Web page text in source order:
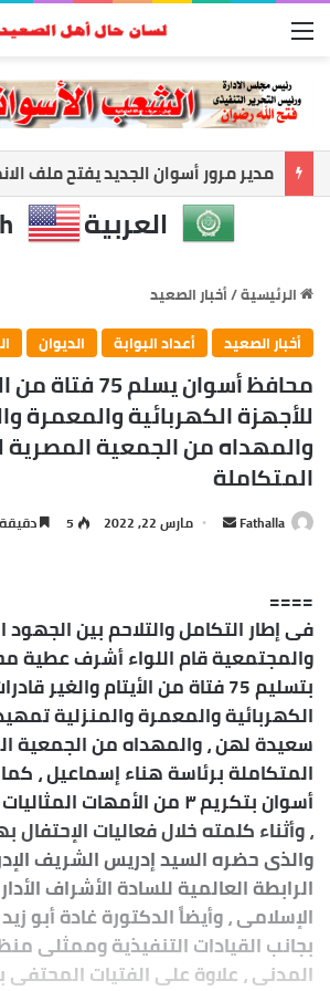
العربية
الرئيسية/أخبار الصعيد
أخبار الصعيد
أعداد البوابة الديوان
محافظ أسوان يسلم
للأجهزة الكهربائية والمعمرة
والمهداه من الجمعية المصرية
المتكاملة
Fathalla
ب
ر
ي
د
ا
إ
ل
ك
ت
ر
و
ن
ي
ا
مارس 22, 2022 5
====
فى إطار التكامل والتلاحم بين
والمجتمعية قام اللواء أشرف عطية
بتسليم 75 فتاة من الأيتام والغير
الكهربائية والمعمرة والمنزلية
سعيدة لهن ، والمهداه من الجمعية
المتكاملة برئاسة هناء إسماعيل ،
أسوان بتكريم ٣ من الأمهات
، وأثناء كلمته خلال فعاليات الإحتفال
والذى حضره السيد إدريس الشريف
الرابطة العالمية للسادة الأشراف
الإسلامى ، وأيضاً الدكتورة غادة أبو
بجانب القيادات التنفيذية وممثلى
المدنى ، علاوة على الفتيات